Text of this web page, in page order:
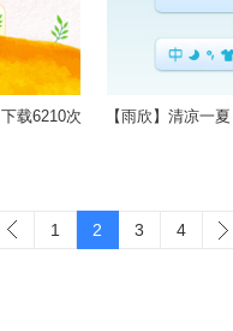
下载6210次 【雨欣】清凉一夏
1 2 3 4